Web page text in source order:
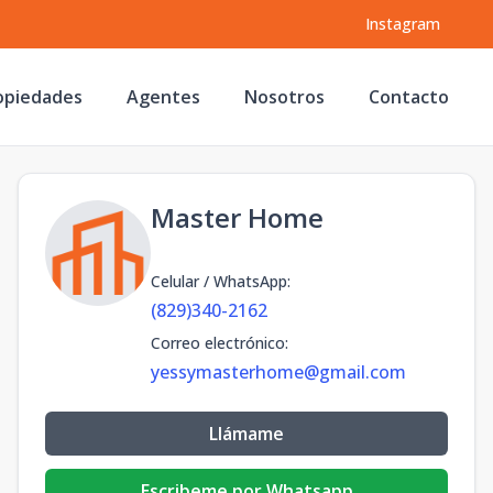
Instagram
Agentes Nosotros Contacto
Master Home
Celular / WhatsApp:
(829)340-2162
Correo electrónico:
yessymasterhome@gmail.com
Llámame